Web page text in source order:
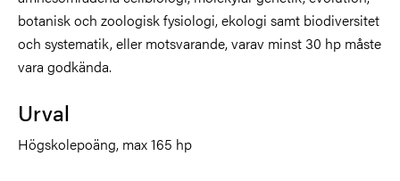
botanisk och zoologisk fysiologi, ekologi samt biodiversitet
och systematik, eller motsvarande, varav minst 30 hp måste
vara godkända.
Urval
Högskolepoäng, max 165 hp